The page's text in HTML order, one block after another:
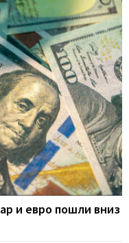
и евро пошли вниз